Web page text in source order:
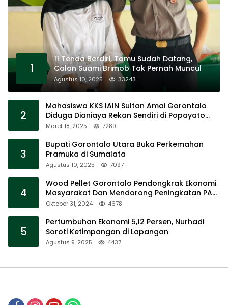
1
11 Tenda Berdiri, Tamu Sudah Datang,
Calon Suami Brimob Tak Pernah Muncul
Agustus 10, 2025 33243
2
Mahasiswa KKS IAIN Sultan Amai Gorontalo
Diduga Dianiaya Rekan Sendiri di Popayato
Barat
Maret 18, 2025 7289
3
Bupati Gorontalo Utara Buka Perkemahan
Pramuka di Sumalata
Agustus 10, 2025 7097
4
Wood Pellet Gorontalo Pendongkrak Ekonomi
Masyarakat Dan Mendorong Peningkatan PAD
Gorontalo
Oktober 31, 2024 4678
5
Pertumbuhan Ekonomi 5,12 Persen, Nurhadi
Soroti Ketimpangan di Lapangan
Agustus 9, 2025 4437